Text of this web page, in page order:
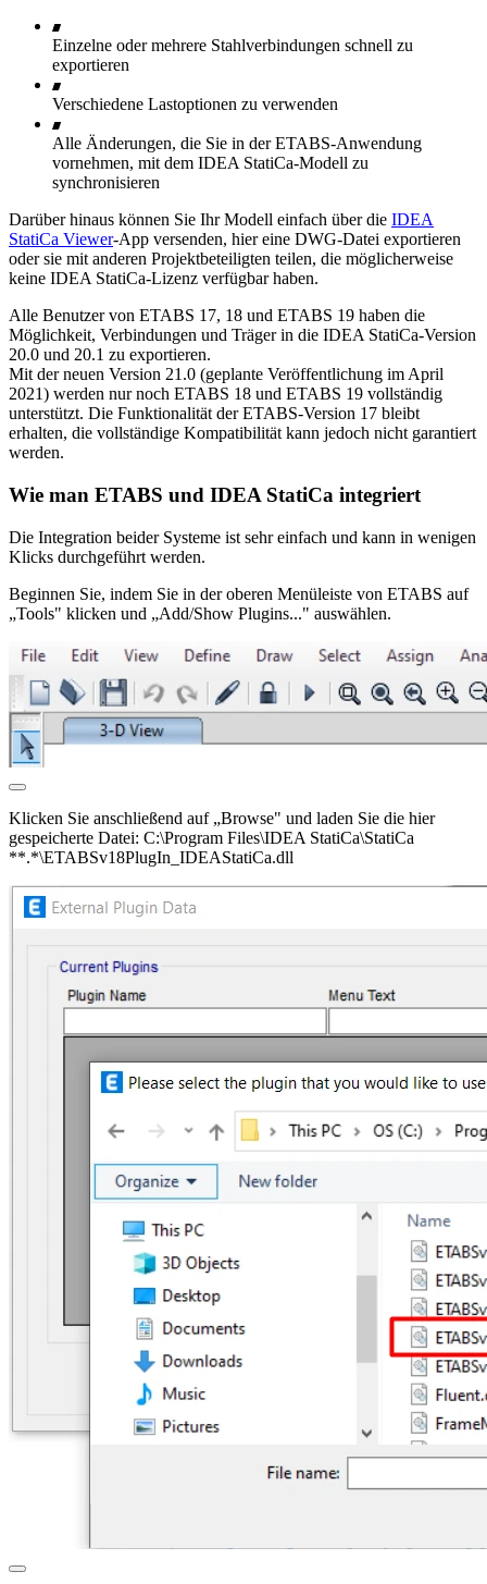
Einzelne oder mehrere Stahlverbindungen schnell zu
exportieren
Verschiedene Lastoptionen zu verwenden
Alle Änderungen, die Sie in der ETABS-Anwendung
vornehmen, mit dem IDEA StatiCa-Modell zu
synchronisieren
Darüber hinaus können Sie Ihr Modell einfach über die IDEA
StatiCa Viewer-App versenden, hier eine DWG-Datei exportieren
oder sie mit anderen Projektbeteiligten teilen, die möglicherweise
keine IDEA StatiCa-Lizenz verfügbar haben.
Alle Benutzer von ETABS 17, 18 und ETABS 19 haben die
Möglichkeit, Verbindungen und Träger in die IDEA StatiCa-Version
20.0 und 20.1 zu exportieren.
Mit der neuen Version 21.0 (geplante Veröffentlichung im April
2021) werden nur noch ETABS 18 und ETABS 19 vollständig
unterstützt. Die Funktionalität der ETABS-Version 17 bleibt
erhalten, die vollständige Kompatibilität kann jedoch nicht garantiert
werden.
Wie man ETABS und IDEA StatiCa integriert
Die Integration beider Systeme ist sehr einfach und kann in wenigen
Klicks durchgeführt werden.
Beginnen Sie, indem Sie in der oberen Menüleiste von ETABS auf
„Tools" klicken und „Add/Show Plugins..." auswählen.
Klicken Sie anschließend auf „Browse" und laden Sie die hier
gespeicherte Datei: C:\Program Files\IDEA StatiCa\StatiCa
**.*\ETABSv18PlugIn_IDEAStatiCa.dll